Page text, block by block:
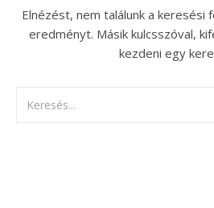
Elnézést, nem találunk a keresési
eredményt. Másik kulcsszóval,
kezdeni egy